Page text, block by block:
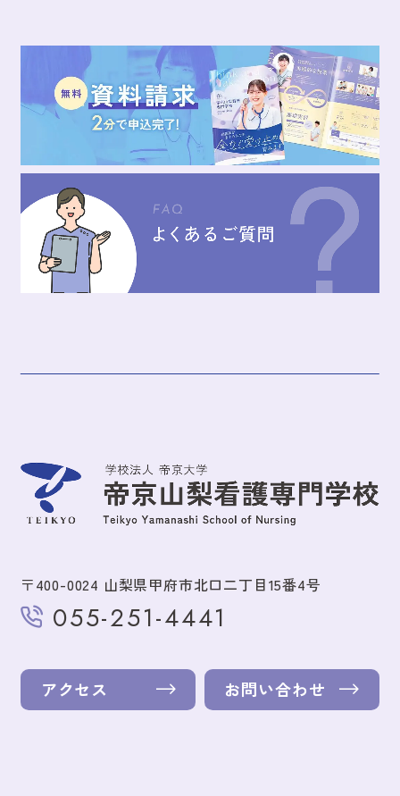
〒400-0024 山梨県甲府市北口二丁目15番4号
055-251-4441
アクセス お問い合わせ